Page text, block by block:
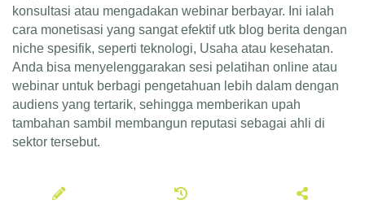
konsultasi atau mengadakan webinar berbayar. Ini ialah
cara monetisasi yang sangat efektif utk blog berita dengan
niche spesifik, seperti teknologi, Usaha atau kesehatan.
Anda bisa menyelenggarakan sesi pelatihan online atau
webinar untuk berbagi pengetahuan lebih dalam dengan
audiens yang tertarik, sehingga memberikan upah
tambahan sambil membangun reputasi sebagai ahli di
sektor tersebut.